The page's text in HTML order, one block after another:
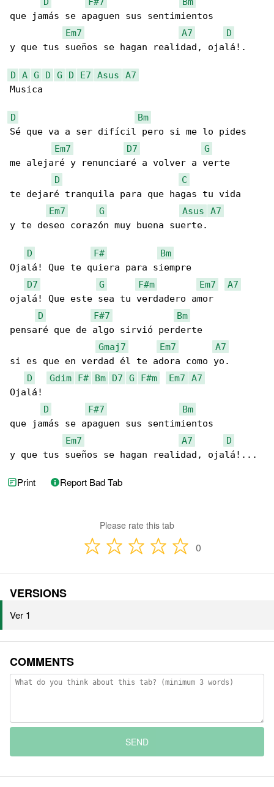
que jamás se apaguen sus sentimientos
Em7
A7
D
y que tus sueños se hagan realidad, ojalá!.
D A G D G D E7 Asus
A7
Musica
D
Bm
Sé que va a ser difícil pero si me lo pides
Em7
D7
G
me alejaré y renunciaré a volver a verte
D
C
te dejaré tranquila para que hagas tu vida
Em7
G Asus
A7
y te deseo corazón muy buena suerte.
D F#
Bm
Ojalá! Que te quiera para siempre
D7
G F#m Em7
A7
ojalá! Que este sea tu verdadero amor
D
F#7
Bm
pensaré que de algo sirvió perderte
Gmaj7
Em7
A7
si es que en verdad él te adora como yo.
D
Gdim F# Bm D7 G F#m Em7
A7
Ojalá!
D
F#7
Bm
que jamás se apaguen sus sentimientos
Em7
A7
D
y que tus sueños se hagan realidad, ojalá!...
Print Report Bad Tab
Please rate this tab
0
VERSIONS
Ver 1
COMMENTS
SEND